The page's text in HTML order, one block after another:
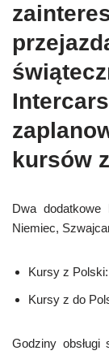
Intercars
kursów
Dwa
Niemiec,
Kursy z Polski:
Kursy z do
Godziny